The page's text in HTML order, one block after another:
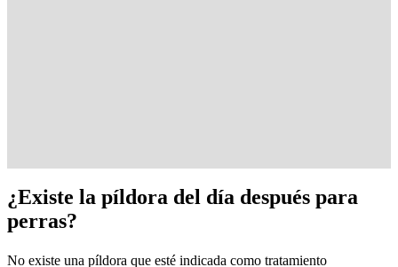
¿Existe la píldora del día después para
perras?
No existe una píldora que esté indicada como tratamiento